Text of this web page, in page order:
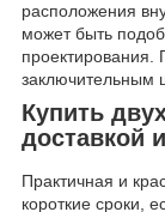
расположения
может быть
заключительным
Купить
доставкой
Практичная и
короткие сроки,